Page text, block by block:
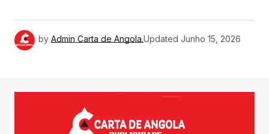
by Admin Carta de Angola.Updated Junho 15, 2026